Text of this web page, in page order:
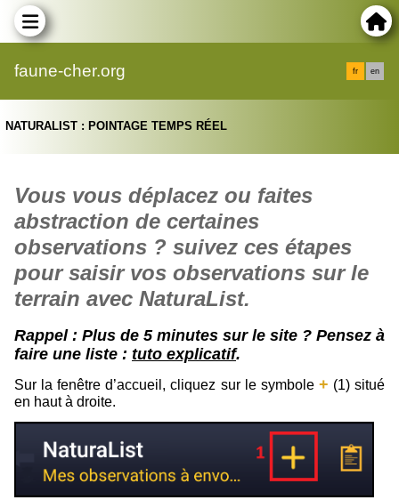
faune-cher.org fr en
NATURALIST : POINTAGE TEMPS RÉEL
Vous vous déplacez ou faites
abstraction de certaines
observations ? suivez ces étapes
pour saisir vos observations sur le
terrain avec NaturaList.
Rappel : Plus de 5 minutes sur le site ? Pensez à
faire une liste : tuto explicatif.
Sur la fenêtre d’accueil, cliquez sur le symbole + (1) situé
en haut à droite.